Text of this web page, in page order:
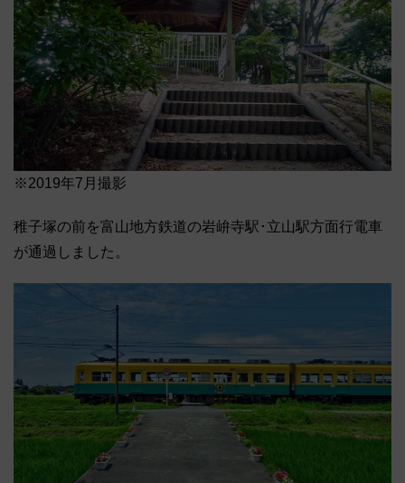
※2019年7月撮影
稚子塚の前を富山地方鉄道の岩峅寺駅･立山駅方面行電車
が通過しました。